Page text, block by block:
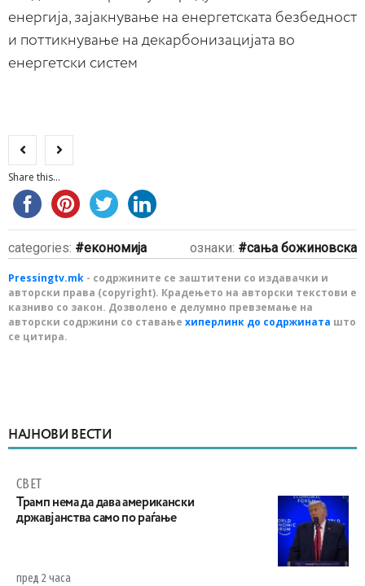
енергија, зајакнување на енергетската безбедност
и поттикнување на декарбонизацијата во
енергетски систем
Share this...
categories: економија ознаки: сања божиновска
Pressingtv.mk - содржините се заштитени со издавачки и
авторски права (copyright). Крадењето на авторски текстови е
казниво со закон. Дозволено е делумно превземање на
авторски содржини со ставање хиперлинк до содржината што
се цитира.
НАЈНОВИ ВЕСТИ
СВЕТ
Трамп нема да дава американски
државјанства само по раѓање
пред 2 часа